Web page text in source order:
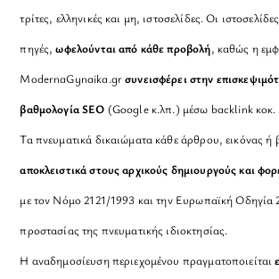
τρίτες, ελληνικές και μη, ιστοσελίδες. Οι
πηγές,ωφελούνται από κάθε προβολή, καθώς η
ModernaGynaika.grσυνεισφέρει στην
βαθμολογία SEO (Google κ.λπ.) μέσω backlink κοκ.
Τα πνευματικά δικαιώματα κάθε άρθρου, εικόνας ή
αποκλειστικά στους αρχικούς δημιουργούς και
με τον Νόμο 2121/1993 και την Ευρωπαϊκή
προστασίας της πνευματικής ιδιοκτησίας.
Η αναδημοσίευση περιεχομένου πραγματοποιείται